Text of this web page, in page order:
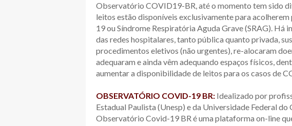
Observatório COVID19-BR, até o momento tem sido
leitos estão disponíveis exclusivamente para
19 ou Síndrome Respiratória Aguda Grave (SRAG). Há
das redes hospitalares, tanto pública quanto privada,
procedimentos eletivos (não urgentes), re-alocaram
adequaram e ainda vêm adequando espaços físicos,
aumentar a disponibilidade de leitos para os casos de
OBSERVATÓRIO COVID-19 BR: Idealizado por
Estadual Paulista (Unesp) e da Universidade Federal do
Observatório Covid-19 BR é uma plataforma on-line